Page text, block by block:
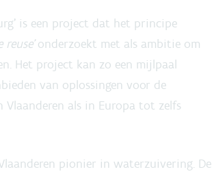
is een project dat het principe
reuse’onderzoekt met als ambitie om
Het project kan zo een mijlpaal
van oplossingen voor de
Vlaanderen als in Europa tot zelfs
pionier in waterzuivering. De